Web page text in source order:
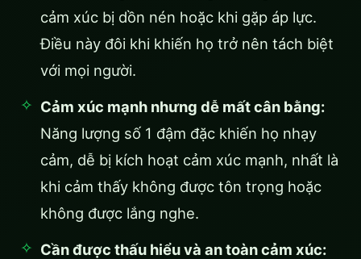
cảm xúc bị dồn nén hoặc khi gặp áp lực.
Điều này đôi khi khiến họ trở nên tách biệt
với mọi người.
Cảm xúc mạnh nhưng dễ mất cân bằng:
Năng lượng số 1 đậm đặc khiến họ nhạy
cảm, dễ bị kích hoạt cảm xúc mạnh, nhất là
khi cảm thấy không được tôn trọng hoặc
không được lắng nghe.
Cần được thấu hiểu và an toàn cảm xúc: